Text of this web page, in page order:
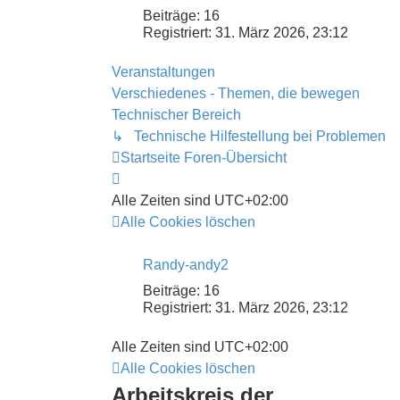
Beiträge: 16
Registriert: 31. März 2026, 23:12
Randy-andy2
Beiträge: 16
Registriert: 31. März 2026, 23:12
Veranstaltungen
Verschiedenes - Themen, die bewegen
Technischer Bereich
↳ Technische Hilfestellung bei Problemen
Startseite Foren-Übersicht
Alle Zeiten sind UTC+02:00
Alle Cookies löschen
Alle Zeiten sind UTC+02:00
Alle Cookies löschen
Arbeitskreis der